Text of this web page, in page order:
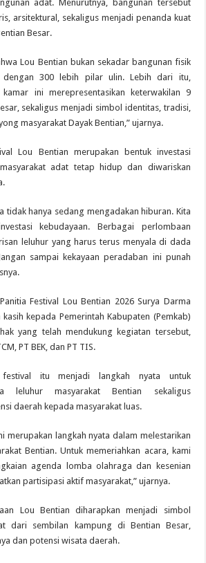
adat. Menurutnya, bangunan tersebut
arsitektural, sekaligus menjadi penanda kuat
Besar.
Lou Bentian bukan sekadar bangunan fisik
dengan 300 lebih pilar ulin. Lebih dari itu,
ini merepresentasikan keterwakilan 9
sekaligus menjadi simbol identitas, tradisi,
masyarakat Dayak Bentian,” ujarnya.
Lou Bentian merupakan bentuk investasi
adat tetap hidup dan diwariskan
tidak hanya sedang mengadakan hiburan. Kita
kebudayaan. Berbagai perlombaan
leluhur yang harus terus menyala di dada
sampai kekayaan peradaban ini punah
Festival Lou Bentian 2026 Surya Darma
kepada Pemerintah Kabupaten (Pemkab)
yang telah mendukung kegiatan tersebut,
PT BEK, dan PT TIS.
festival itu menjadi langkah nyata untuk
leluhur masyarakat Bentian sekaligus
daerah kepada masyarakat luas.
merupakan langkah nyata dalam melestarikan
Bentian. Untuk memeriahkan acara, kami
agenda lomba olahraga dan kesenian
partisipasi aktif masyarakat,” ujarnya.
Lou Bentian diharapkan menjadi simbol
dari sembilan kampung di Bentian Besar,
dan potensi wisata daerah.